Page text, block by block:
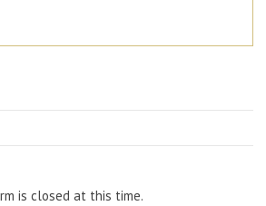
is closed at this time.